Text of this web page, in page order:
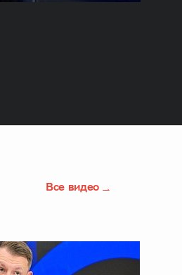
Все видео